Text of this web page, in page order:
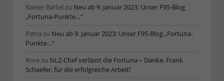
Rainer Bartel zu Neu ab 9. Januar 2023: Unser F95-Blog
„Fortuna-Punkte…“
Petra zu Neu ab 9. Januar 2023: Unser F95-Blog „Fortuna-
Punkte…“
Rorezu NLZ-Chef verlässt die Fortuna – Danke, Frank
Schaefer, für die erfolgreiche Arbeit!